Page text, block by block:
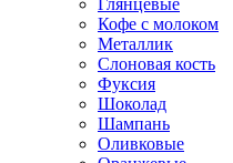
Глянцевые
Кофе с молоком
Металлик
Слоновая кость
Фуксия
Шоколад
Шампань
Оливковые